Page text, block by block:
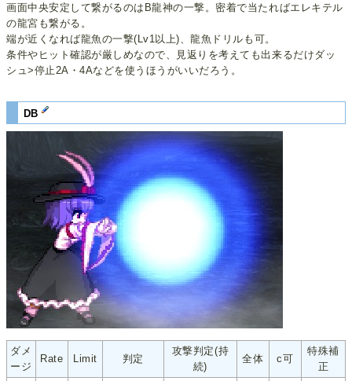
画面中央安定して繋がるのはB龍神の一撃。密着で当たればエレキテル
の龍宮も繋がる。
端が近くなれば龍魚の一撃(Lv1以上)、龍魚ドリルも可。
条件やヒット確認が厳しめなので、見返りを考えても出来るだけダッ
シュ>停止2A・4Aなどを使うほうがいいだろう。
DB
ダメ
ージ
Rate Limit 判定
攻撃判定(持
続)
全体 c可
特殊補
正